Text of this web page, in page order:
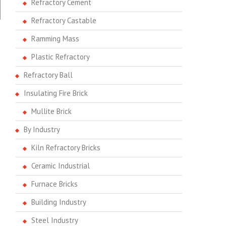
Refractory Cement
Refractory Castable
Ramming Mass
Plastic Refractory
Refractory Ball
Insulating Fire Brick
Mullite Brick
By Industry
Kiln Refractory Bricks
Ceramic Industrial
Furnace Bricks
Building Industry
Steel Industry